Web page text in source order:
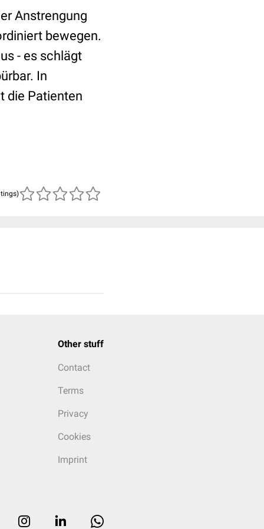
Anstrengung
bewegen.
- es schlägt
In
die Patienten
Other stuff
Contact
Terms
Privacy
Cookies
Imprint